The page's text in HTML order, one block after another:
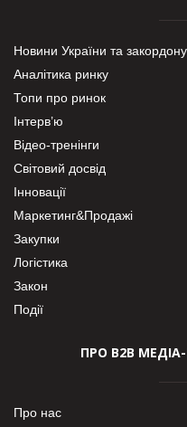
Новини України та закордону
Аналітика ринку
Топи про ринок
Інтерв’ю
Відео-тренінги
Світовий досвід
Інновації
Маркетинг&Продажі
Закупки
Логістика
Закон
Події
ПРО В2В МЕДІА-
Про нас